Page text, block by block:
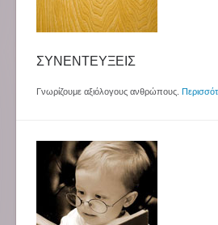
ΣΥΝΕΝΤΕΥΞΕΙΣ
Γνωρίζουμε αξιόλογους ανθρώπους.